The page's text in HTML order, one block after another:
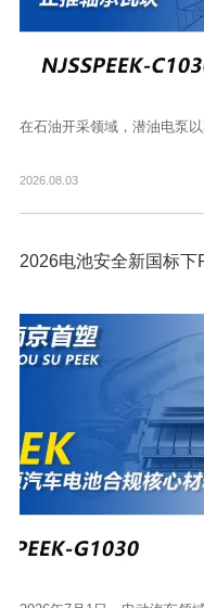
在石油开采领域，潜油电泵
2026.08.03
2026电池安全新国标